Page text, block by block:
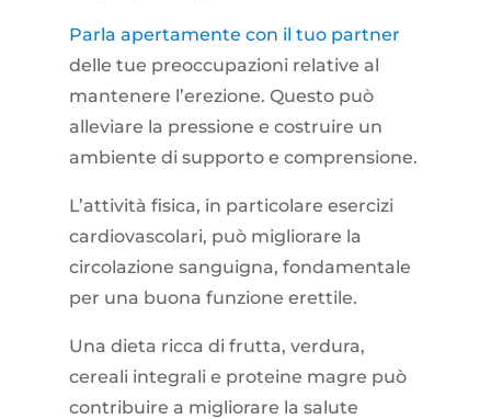
Parla apertamente con il tuo partner
delle tue preoccupazioni relative al
mantenere l’erezione. Questo può
alleviare la pressione e costruire un
ambiente di supporto e comprensione.
L’attività fisica, in particolare esercizi
cardiovascolari, può migliorare la
circolazione sanguigna, fondamentale
per una buona funzione erettile.
Una dieta ricca di frutta, verdura,
cereali integrali e proteine magre può
contribuire a migliorare la salute